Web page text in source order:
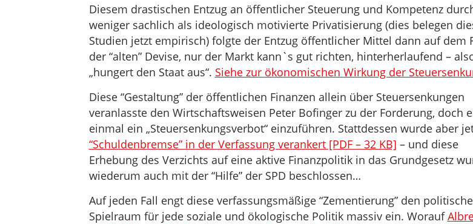
Diesem drastischen Entzug an öffentlicher Steuerung und Kompetenz
weniger sachlich als ideologisch motivierte Privatisierung (dies belegen
Studien jetzt empirisch) folgte der Entzug öffentlicher Mittel dann auf dem
der “alten” Devise, nur der Markt kann`s gut richten, hinterherlaufend –
„hungert den Staat aus“. Siehe zur ökonomischen Wirkung der
Diese “Gestaltung” der öffentlichen Finanzen allein über Steuersenkungen
veranlasste den Wirtschaftsweisen Peter Bofinger zu der Forderung, doch
einmal ein „Steuersenkungsverbot“ einzuführen. Stattdessen wurde aber
“Schuldenbremse” in der Verfassung verankert [PDF – 32 KB] – und diese
Erhebung des Verzichts auf eine aktive Finanzpolitik in das Grundgesetz
wiederum auch mit der “Hilfe” der SPD beschlossen…
Auf jeden Fall engt diese verfassungsmäßige “Zementierung” den
Spielraum für jede soziale und ökologische Politik massiv ein. Worauf